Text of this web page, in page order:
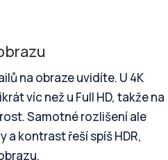
na obraze uvidíte. U 4K
víc než u Full HD, takže na
Samotné rozlišení ale
a kontrast řeší spíš HDR,